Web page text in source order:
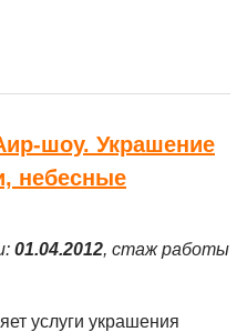
шоу. Украшение
небесные
01.04.2012, стаж работы
услуги украшения